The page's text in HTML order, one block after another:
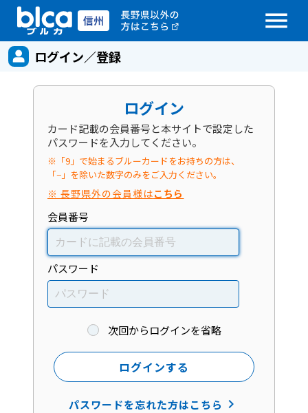
menu
ログイン／登録
ログイン
カード記載の会員番号と本サイトで設定した
パスワードを入力してください。
※「9」で始まるブルーカードをお持ちの方は、
「−」を除いた数字のみをご入力ください。
※ 長野県外の会員様はこちら
会員番号
パスワード
次回からログインを省略
ログインする
パスワードを忘れた方はこちら keyboard_arrow_right